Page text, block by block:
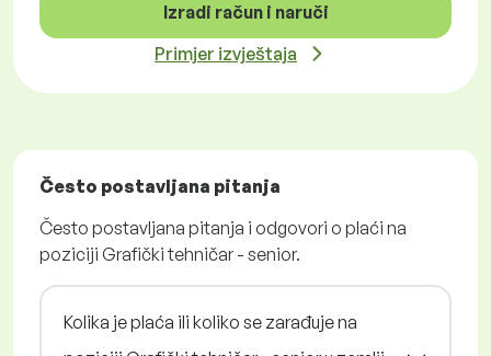
Izradi račun i naruči
Primjer izvještaja
Često postavljana pitanja
Često postavljana pitanja i odgovori o plaći na
poziciji Grafički tehničar - senior.
Kolika je plaća ili koliko se zarađuje na